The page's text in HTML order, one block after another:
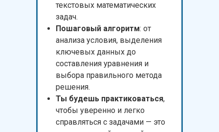
текстовых математических
задач.
Пошаговый алгоритм: от
анализа условия, выделения
ключевых данных до
составления уравнения и
выбора правильного метода
решения.
Ты будешь практиковаться,
чтобы уверенно и легко
справляться с задачами — это